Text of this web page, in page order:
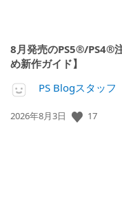
8月発売のPS5®/PS4®
め新作ガイド】
PS Blogスタッフ
公
2026年8月3日 17